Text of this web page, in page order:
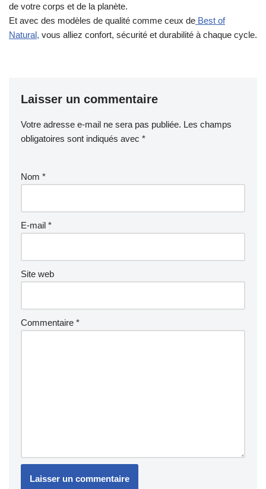
de votre corps et de la planète.
Et avec des modèles de qualité comme ceux de Best of
Natural, vous alliez confort, sécurité et durabilité à chaque cycle.
Laisser un commentaire
Votre adresse e-mail ne sera pas publiée. Les champs
obligatoires sont indiqués avec *
Nom *
E-mail *
Site web
Commentaire *